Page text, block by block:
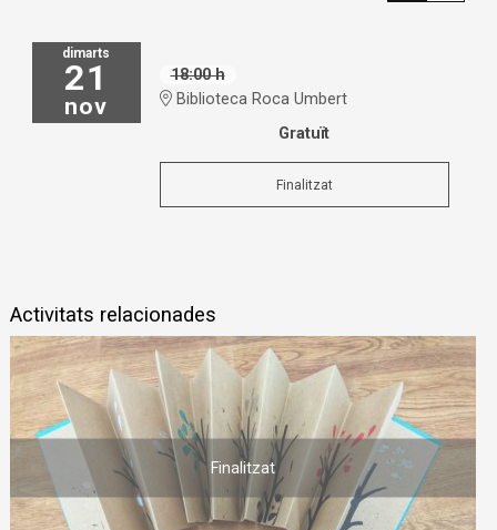
dimarts
21
nov
18:00 h
Biblioteca Roca Umbert
Gratuït
Finalitzat
Activitats relacionades
Finalitzat